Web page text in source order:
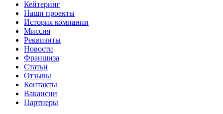
Кейтеринг
Наши проекты
История компании
Миссия
Реквизиты
Новости
Франшиза
Статьи
Отзывы
Контакты
Вакансии
Партнеры